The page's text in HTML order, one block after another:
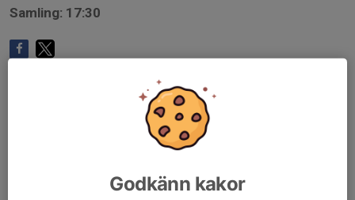
Samling: 17:30
Godkänn kakor